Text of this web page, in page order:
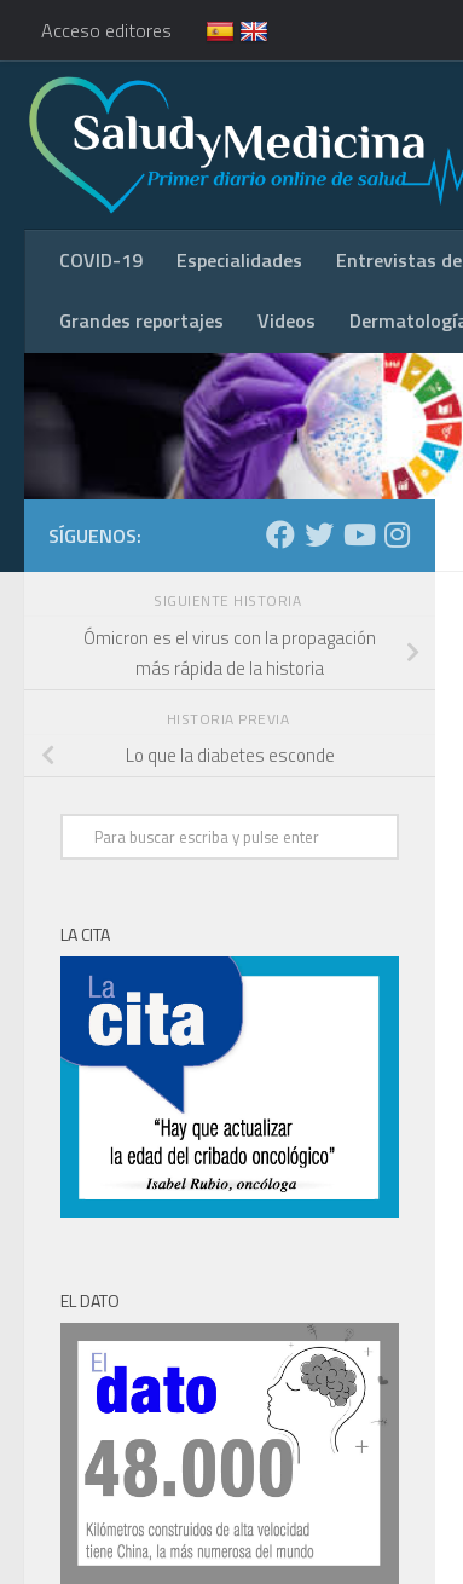
Acceso editores
COVID-19 Especialidades Entrevistas
Grandes reportajes Videos
SÍGUENOS:
SIGUIENTE HISTORIA
Ómicron es el virus con la propagación
más rápida de la historia
HISTORIA PREVIA
Lo que la diabetes esconde
LA CITA
EL DATO